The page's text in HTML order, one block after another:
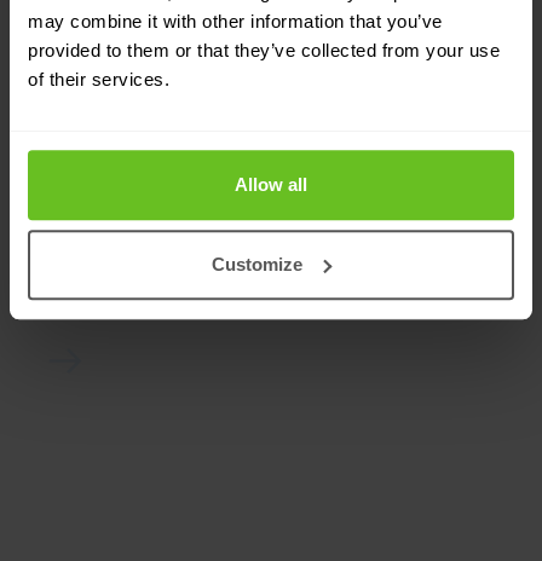
may combine it with other information that you’ve
provided to them or that they’ve collected from your use
of their services.
Allow all
Customize
Zasilany przez AI, najwyższej klasy, zintegrowany